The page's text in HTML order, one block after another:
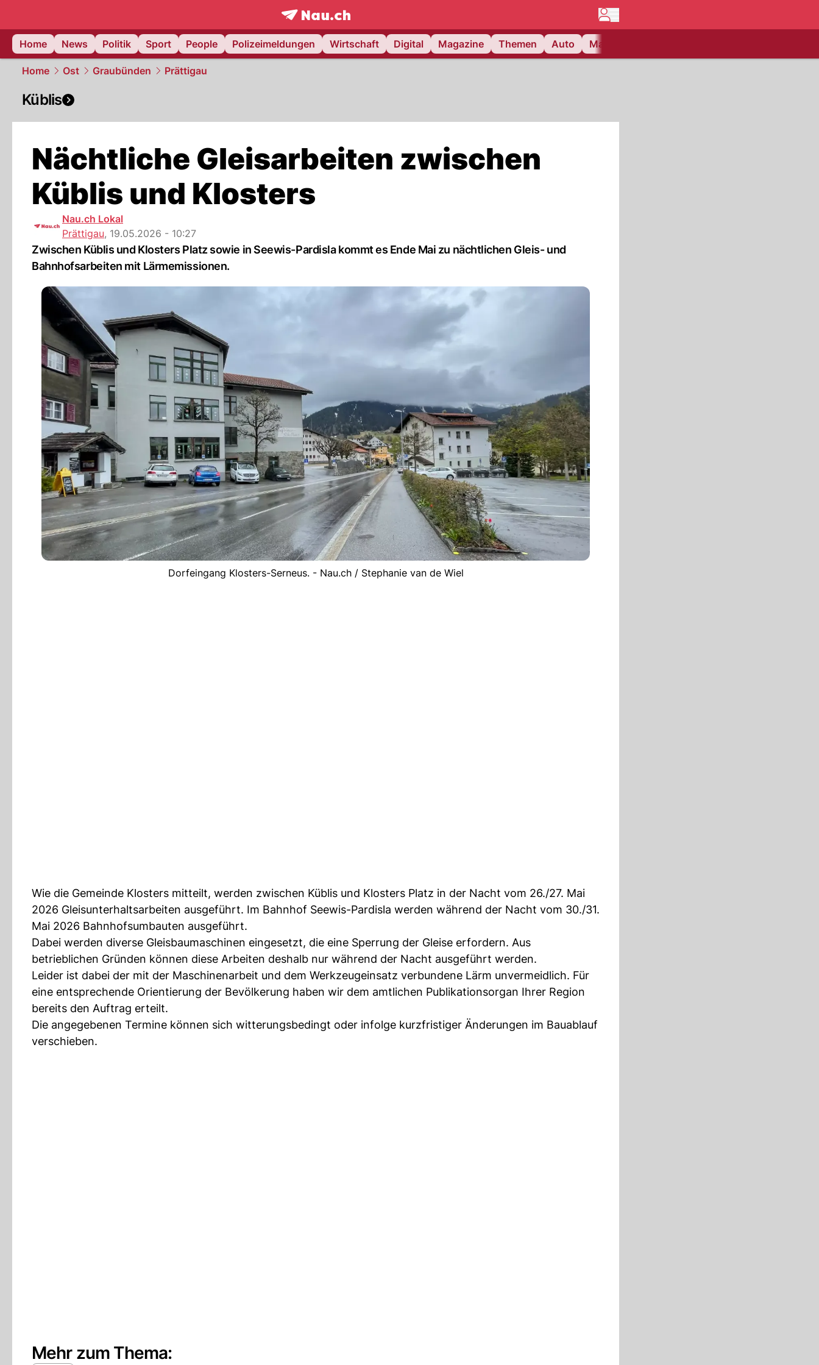
frontpage.NAU.ch
Home
News Politik Sport People Polizeimeldungen Wirtschaft Digital Magazine Themen Auto Matchcenter
Home Ost Graubünden Prättigau
Küblis
Nächtliche Gleisarbeiten zwischen
Küblis und Klosters
Nau.ch Lokal
Prättigau, 19.05.2026 - 10:27
Zwischen Küblis und Klosters Platz sowie in Seewis-Pardisla kommt es Ende Mai zu nächtlichen Gleis- und
Bahnhofsarbeiten mit Lärmemissionen.
Dorfeingang Klosters-Serneus. - Nau.ch / Stephanie van de Wiel
Wie die Gemeinde Klosters mitteilt, werden zwischen Küblis und Klosters Platz in der Nacht vom 26./27. Mai
2026 Gleisunterhaltsarbeiten ausgeführt. Im Bahnhof Seewis-Pardisla werden während der Nacht vom 30./31.
Mai 2026 Bahnhofsumbauten ausgeführt.
Dabei werden diverse Gleisbaumaschinen eingesetzt, die eine Sperrung der Gleise erfordern. Aus
betrieblichen Gründen können diese Arbeiten deshalb nur während der Nacht ausgeführt werden.
Leider ist dabei der mit der Maschinenarbeit und dem Werkzeugeinsatz verbundene Lärm unvermeidlich. Für
eine entsprechende Orientierung der Bevölkerung haben wir dem amtlichen Publikationsorgan Ihrer Region
bereits den Auftrag erteilt.
Die angegebenen Termine können sich witterungsbedingt oder infolge kurzfristiger Änderungen im Bauablauf
verschieben.
Mehr zum Thema: